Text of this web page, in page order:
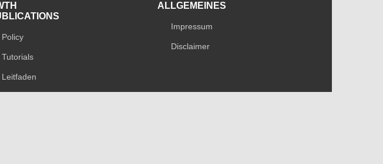
Policy
Tutorials
Leitfaden
ALLGEMEINES
Impressum
Disclaimer